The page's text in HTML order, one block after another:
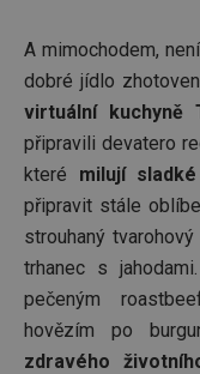
A mimochodem,
dobré jídlo
virtuální kuchyně
připravili devatero
které milují
připravit stále
strouhaný
trhanec s jahodami.
pečeným
hovězím po
zdravého